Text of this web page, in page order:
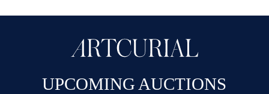
UPCOMING AUCTIONS